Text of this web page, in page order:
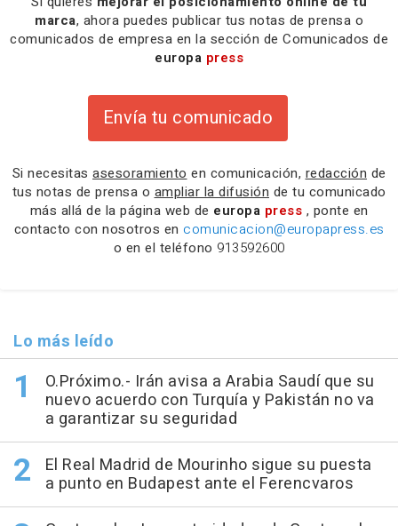
marca, ahora puedes publicar tus notas de prensa o
comunicados de empresa en la sección de Comunicados de
europa press
Envía tu comunicado
Si necesitas asesoramiento en comunicación, redacción de
tus notas de prensa o ampliar la difusión de tu comunicado
más allá de la página web de europa press , ponte en
contacto con nosotros en comunicacion@europapress.es
o en el teléfono 913592600
Lo más leído
O.Próximo.- Irán avisa a Arabia Saudí que su
nuevo acuerdo con Turquía y Pakistán no va
a garantizar su seguridad
El Real Madrid de Mourinho sigue su puesta
a punto en Budapest ante el Ferencvaros